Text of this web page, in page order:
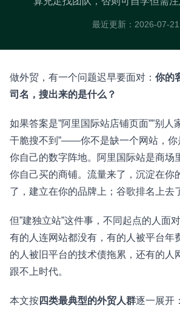
最近更新：2026-07-21
做外贸，有一个问题迟早要面对： 你的
司名，搜出来的是什么？
如果答案是”阿里国际站店铺页面””别人
干脆搜不到”——你不是缺一个网站，你
你自己的数字阵地。阿里国际站是商场
你自己买的商铺。流量来了，沉淀在你
了，建立在你的品牌上；谷歌排名上去
但”建独立站”这件事，不同起点的人面
有的人连网站都没有，有的人被平台年
的人被旧平台的技术债拖累，还有的人
跟不上时代。
本文按四类最典型的外贸人群逐一展开